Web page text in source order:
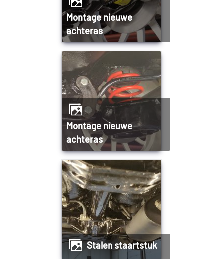
Montage nieuwe
achteras
Montage nieuwe
achteras
Stalen staartstuk